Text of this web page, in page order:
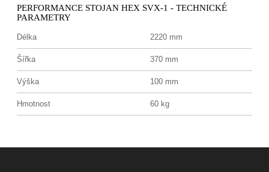
PERFORMANCE STOJAN HEX SVX-1 - TECHNICKÉ
PARAMETRY
Délka 2220 mm
Šířka 370 mm
Výška 100 mm
Hmotnost 60 kg